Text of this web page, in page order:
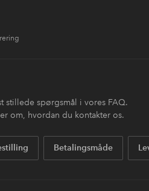
stillede spørgsmål i vores FAQ.
om, hvordan du kontakter os.
Betalingsmåde